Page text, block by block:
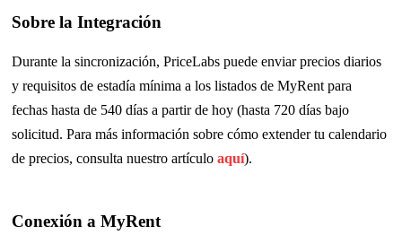
Sobre la Integración
Durante la sincronización, PriceLabs puede enviar precios diarios
y requisitos de estadía mínima a los listados de MyRent para
fechas hasta de 540 días a partir de hoy (hasta 720 días bajo
solicitud. Para más información sobre cómo extender tu calendario
de precios, consulta nuestro artículo aquí).
Conexión a MyRent